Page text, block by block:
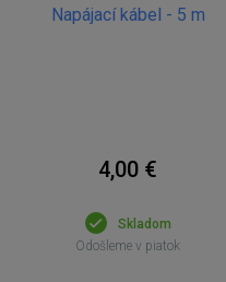
Napájací kábel - 5 m
4,00 €
Skladom
Odošleme v piatok